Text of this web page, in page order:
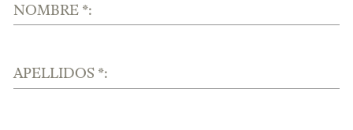
NOMBRE *:
APELLIDOS *: